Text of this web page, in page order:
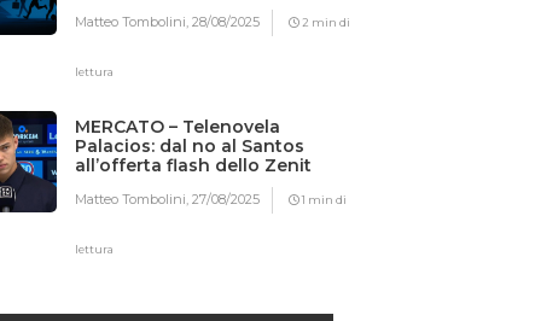
Matteo Tombolini,28/08/2025 2 min di
lettura
MERCATO – Telenovela
Palacios: dal no al Santos
all’offerta flash dello Zenit
Matteo Tombolini,27/08/2025 1 min di
lettura